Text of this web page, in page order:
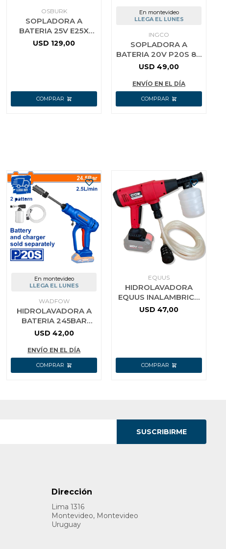
OSBURK
SOPLADORA A
BATERIA 25V E25X
3.1M3/MIN SIN
USD 129,00
En montevideo
LLEGA EL LUNES
INGCO
SOPLADORA A
BATERIA 20V P20S 8.5
M3/MIN SIN BAT SIN
CABLI20323
USD 49,00
ENVÍO EN EL DÍA
En montevideo
LLEGA EL LUNES
WADFOW
HIDROLAVADORA A
BATERIA 245BAR
25LT/MIN 20V P20S
WADFOW
USD 42,00
ENVÍO EN EL DÍA
EQUUS
HIDROLAVADORA
EQUUS INALAMBRICA
A BATERIA 20V SIN
USD 47,00
SUSCRIBIRME
Dirección
Lima 1316
Montevideo, Montevideo
Uruguay